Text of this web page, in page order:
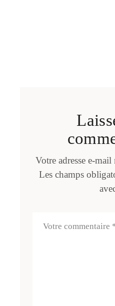
Votre adresse e-mail
Les champs